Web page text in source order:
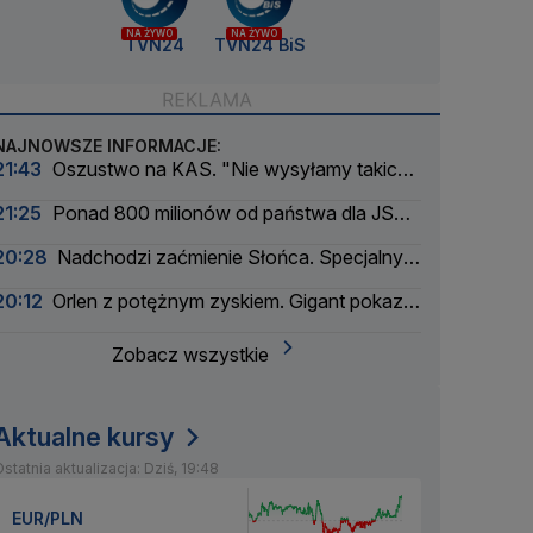
NA ŻYWO
TVN24
NA ŻYWO
TVN24 BiS
INFORMACJE:
Oszustwo na KAS. "Nie wysyłamy takich
Ponad 800 milionów od państwa dla JSW.
Nadchodzi zaćmienie Słońca. Specjalny
Orlen z potężnym zyskiem. Gigant pokazał
Zobacz wszystkie
kursy
aktualizacja: Dziś, 19:48
EUR/PLN